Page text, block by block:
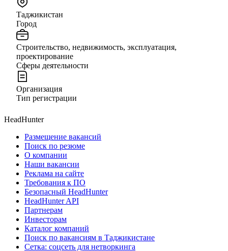
Таджикистан
Город
Строительство, недвижимость, эксплуатация,
проектирование
Сферы деятельности
Организация
Тип регистрации
HeadHunter
Размещение вакансий
Поиск по резюме
О компании
Наши вакансии
Реклама на сайте
Требования к ПО
Безопасный HeadHunter
HeadHunter API
Партнерам
Инвесторам
Каталог компаний
Поиск по вакансиям в Таджикистане
Сетка: соцсеть для нетворкинга